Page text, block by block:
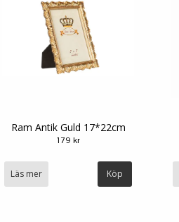
Ram Antik Guld 17*22cm
179 kr
Läs mer